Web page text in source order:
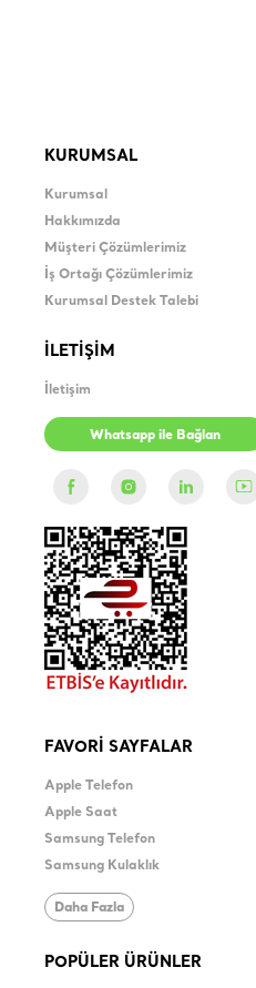
KURUMSAL
Kurumsal
Hakkımızda
Müşteri Çözümlerimiz
İş Ortağı Çözümlerimiz
Kurumsal Destek Talebi
İLETİŞİM
İletişim
Whatsapp ile Bağlan
FAVORİ SAYFALAR
Apple Telefon
Apple Saat
Samsung Telefon
Samsung Kulaklık
Daha Fazla
POPÜLER ÜRÜNLER